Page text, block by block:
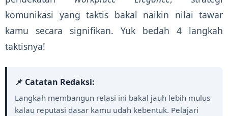
komunikasi yang taktis bakal naikin nilai tawar
kamu secara signifikan. Yuk bedah 4 langkah
taktisnya!
📌 Catatan Redaksi:
Langkah membangun relasi ini bakal jauh lebih mulus
kalau reputasi dasar kamu udah kebentuk. Pelajari